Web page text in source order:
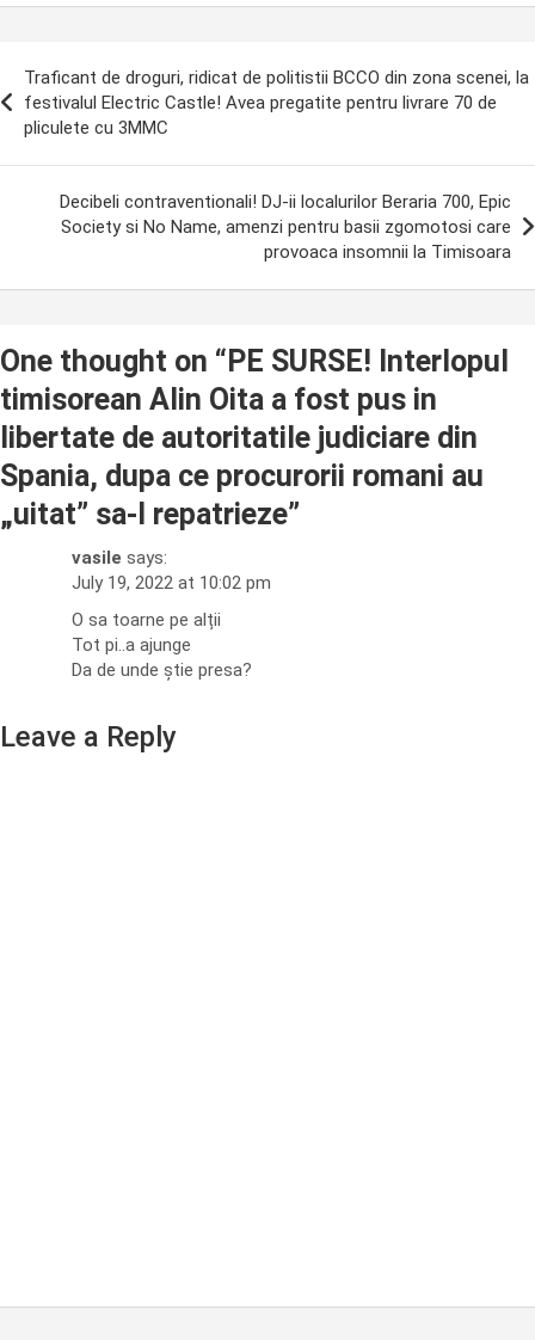
Traficant de droguri, ridicat de politistii BCCO din zona scenei, la
festivalul Electric Castle! Avea pregatite pentru livrare 70 de
pliculete cu 3MMC
Decibeli contraventionali! DJ-ii localurilor Beraria 700, Epic
Society si No Name, amenzi pentru basii zgomotosi care
provoaca insomnii la Timisoara
One thought on “ PE SURSE! Interlopul
timisorean Alin Oita a fost pus in
libertate de autoritatile judiciare din
Spania, dupa ce procurorii romani au
„uitat” sa-l repatrieze”
vasile says:
July 19, 2022 at 10:02 pm
O sa toarne pe alții
Tot pi..a ajunge
Da de unde știe presa?
Leave a Reply